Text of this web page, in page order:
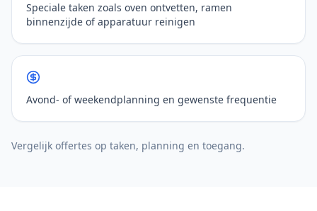
Speciale taken zoals oven ontvetten, ramen
binnenzijde of apparatuur reinigen
Avond- of weekendplanning en gewenste frequentie
Vergelijk offertes op taken, planning en toegang.